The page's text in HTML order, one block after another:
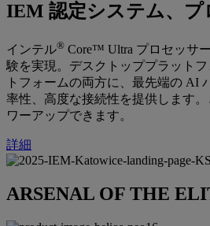
IEM 認定システム、プ
インテル® Core™ Ultra プロセッサ
験を実現。デスクトッププラット
トフォームの両方に、最先端の AI
率性、高度な接続性を提供します
ワーアップできます。
詳細
ARSENAL OF THE